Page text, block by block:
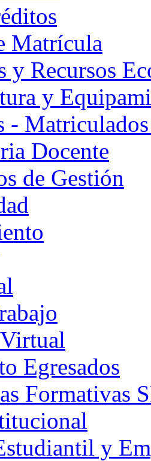
Matrícula
y Recursos
y
-
Docente
de Gestión
Egresados
Formativas
y